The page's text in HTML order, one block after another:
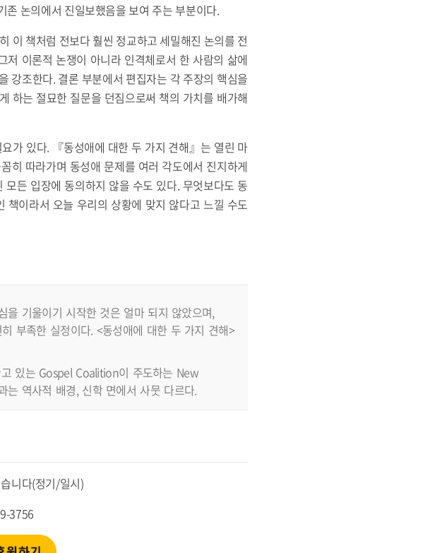
논의에서 진일보했음을 보여 주는 부분이다.
이 책처럼 전보다 훨씬 정교하고 세밀해진 논의를 전
이론적 논쟁이 아니라 인격체로서 한 사람의 삶에
강조한다. 결론 부분에서 편집자는 각 주장의 핵심을
하는 절묘한 질문을 던짐으로써 책의 가치를 배가해
가 있다. 『동성애에 대한 두 가지 견해』는 열린 마
히 따라가며 동성애 문제를 여러 각도에서 진지하게
든 입장에 동의하지 않을 수도 있다. 무엇보다도 동
이라서 오늘 우리의 상황에 맞지 않다고 느낄 수도
을 기울이기 시작한 것은 얼마 되지 않았으며,
부족한 실정이다. <동성애에 대한 두 가지 견해>
있는 Gospel Coalition이 주도하는 New
역사적 배경, 신학 면에서 사뭇 다르다.
니다(정기/일시)
3756